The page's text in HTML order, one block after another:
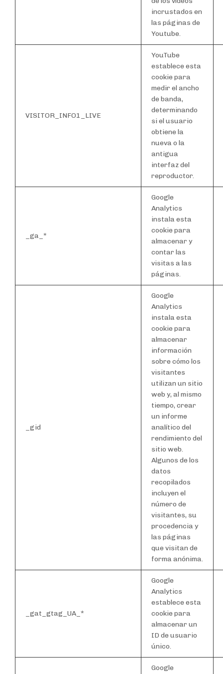
incrustados en
las páginas de
Youtube.
VISITOR_INFO1_LIVE
YouTube
establece esta
cookie para
medir el ancho
de banda,
determinando
si el usuario
obtiene la
nueva o la
antigua
interfaz del
reproductor.
_ga_*
Google
Analytics
instala esta
cookie para
almacenar y
contar las
visitas a las
páginas.
_gid
Google
Analytics
instala esta
cookie para
almacenar
información
sobre cómo los
visitantes
utilizan un sitio
web y, al mismo
tiempo, crear
un informe
analítico del
rendimiento del
sitio web.
Algunos de los
datos
recopilados
incluyen el
número de
visitantes, su
procedencia y
las páginas
que visitan de
forma anónima.
_gat_gtag_UA_*
Google
Analytics
establece esta
cookie para
almacenar un
ID de usuario
único.
Google